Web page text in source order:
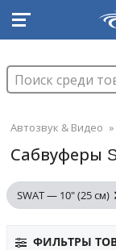
Автозвук & Видео »
Сабвуферы
SWAT — 10" (25 см)
ФИЛЬТРЫ